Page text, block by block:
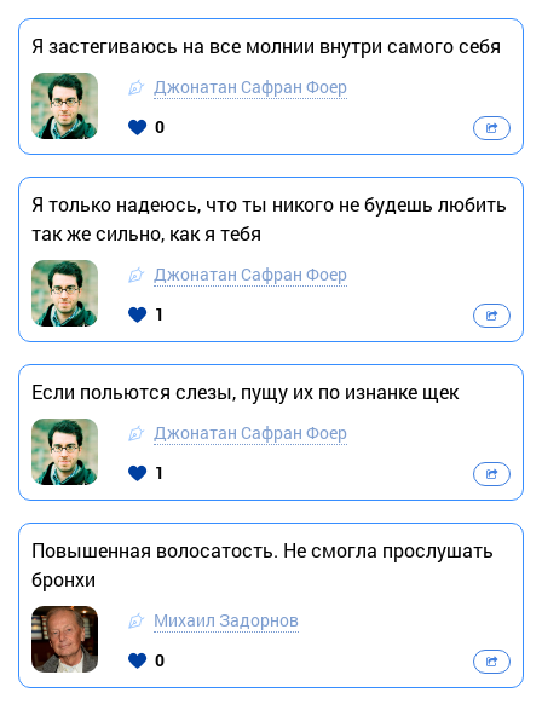
Я застегиваюсь на все молнии внутри самого себя
Джонатан Сафран Фоер
0
Я только надеюсь, что ты никого не будешь любить
так же сильно, как я тебя
Джонатан Сафран Фоер
1
Если польются слезы, пущу их по изнанке щек
Джонатан Сафран Фоер
1
Повышенная волосатость. Не смогла прослушать
бронхи
Михаил Задорнов
0